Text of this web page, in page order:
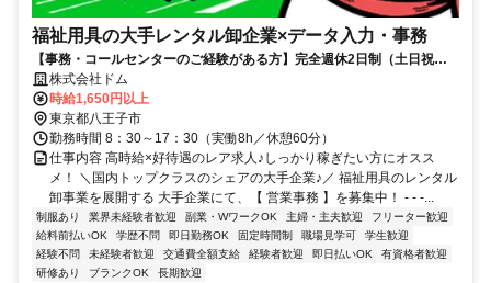
福祉用具の大手レンタル卸企業×データ入力・事務
【事務・コールセンターのご経験がある方】完全週休2日制（土日祝
休）｜賞与年２回｜前払い制度あり｜高時給｜御徒町駅徒歩3分・駅チ
カ
株式会社ドム
時給1,650円以上
東京都八王子市
勤務時間 8：30～17：30（実働8h／休憩60分）
仕事内容 高時給×好待遇のレア求人♪しっかり稼ぎたい方にオスス
メ！ ＼国内トップクラスのシェアの大手企業♪／ 福祉用具のレンタル
卸事業を展開する 大手企業にて、【 営業事務 】を募集中！ - - -...
制服あり 業界未経験者歓迎 副業・WワークOK 主婦・主夫歓迎
フリーター歓迎
給料前払いOK
学歴不問 即日勤務OK 固定時間制 職場見学可
学生歓迎
経験不問
未経験者歓迎 交通費全額支給 経験者歓迎 即日払いOK
有資格者歓迎
研修あり
ブランクOK 長期歓迎